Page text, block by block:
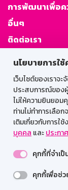
นโยบายการใ
เว็บไซต์ของเราจ
ประสบการณ์ของ
ไม่ให้ความยินยอม
ท่านไม่ทำการเลือ
เติมเกี่ยวกับการใ
บุคคล และประกา
คุกกี้ที่จำเป็
คุกกี้เพื่อช่ว
การพัฒนาเพื่อ
อื่นๆ
ติดต่อเรา
Web HR